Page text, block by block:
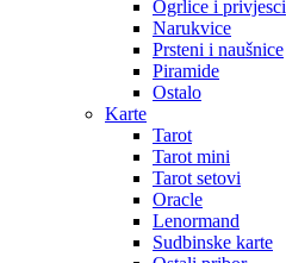
Ogrlice i privjesci
Narukvice
Prsteni i naušnice
Piramide
Ostalo
Karte
Tarot
Tarot mini
Tarot setovi
Oracle
Lenormand
Sudbinske karte